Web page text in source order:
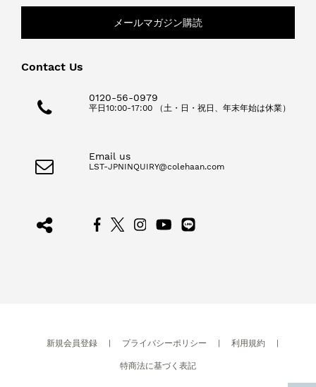
メールマガジン購読
Contact Us
0120-56-0979
平日10:00-17:00 （土・日・祝日、年末年始は休業）
Email us
LST-JPNINQUIRY@colehaan.com
新規会員登録 | プライバシーポリシー | 利用規約 |
特商法に基づく表記